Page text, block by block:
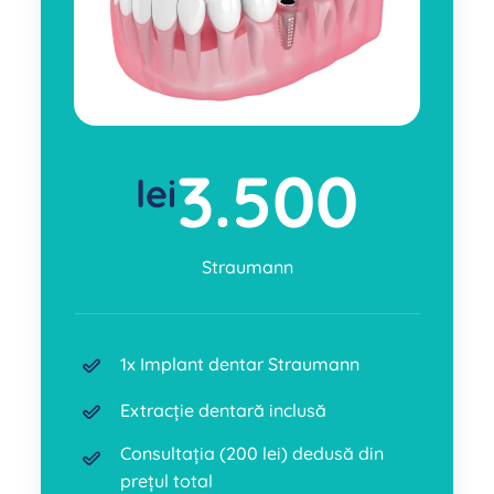
lei3.500
Straumann
1x Implant dentar Straumann
Extracție dentară inclusă
Consultația (200 lei) dedusă din
prețul total